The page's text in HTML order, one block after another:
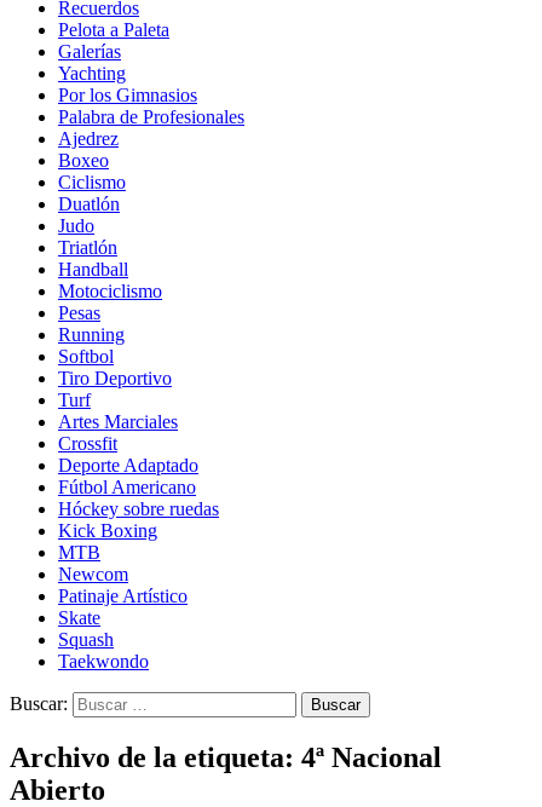
Recuerdos
Pelota a Paleta
Galerías
Yachting
Por los Gimnasios
Palabra de Profesionales
Ajedrez
Boxeo
Ciclismo
Duatlón
Judo
Triatlón
Handball
Motociclismo
Pesas
Running
Softbol
Tiro Deportivo
Turf
Artes Marciales
Crossfit
Deporte Adaptado
Fútbol Americano
Hóckey sobre ruedas
Kick Boxing
MTB
Newcom
Patinaje Artístico
Skate
Squash
Taekwondo
Buscar:
Archivo de la etiqueta: 4ª Nacional
Abierto